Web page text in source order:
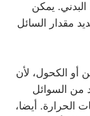
يمكن
مقدار السائل
أو الكحول، لأن
من السوائل
الحرارة. أيضا،